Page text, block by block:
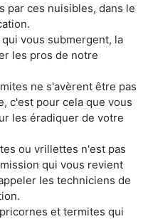
par ces nuisibles, dans le
vous submergent, la
les pros de notre
ne s'avèrent être pas
c'est pour cela que vous
les éradiquer de votre
ou vrillettes n'est pas
qui vous revient
les techniciens de
et termites qui